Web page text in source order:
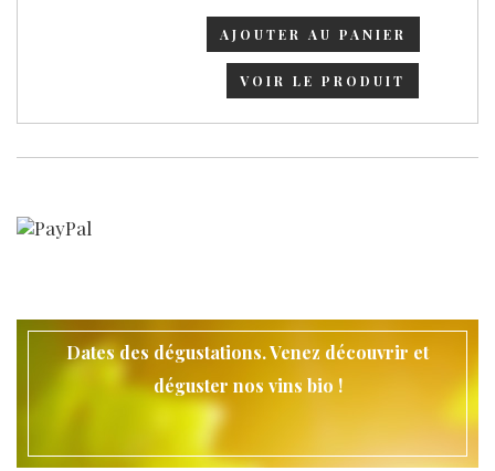
AJOUTER AU PANIER
VOIR LE PRODUIT
Dates des dégustations. Venez découvrir et
déguster nos vins bio !